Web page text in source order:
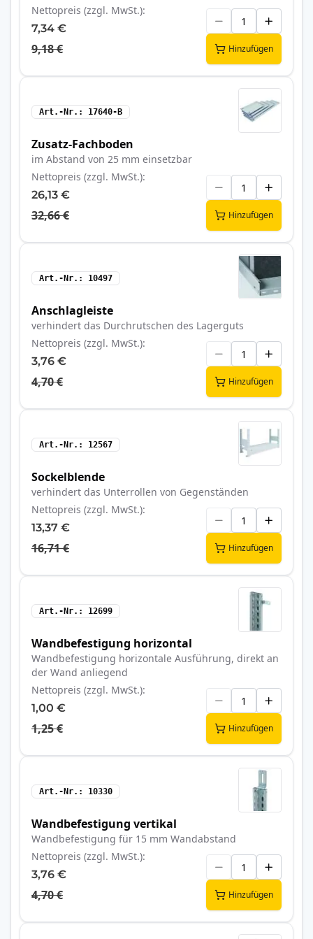
Nettopreis (zzgl. MwSt.)
7,34 €
9,18 € Hinzufügen
Art.-Nr. 17640-B
Zusatz-Fachboden
im Abstand von 25 mm einsetzbar
Nettopreis (zzgl. MwSt.)
26,13 €
32,66 € Hinzufügen
Art.-Nr. 10497
Anschlagleiste
verhindert das Durchrutschen des Lagerguts
Nettopreis (zzgl. MwSt.)
3,76 €
4,70 € Hinzufügen
Art.-Nr. 12567
Sockelblende
verhindert das Unterrollen von Gegenständen
Nettopreis (zzgl. MwSt.)
13,37 €
16,71 € Hinzufügen
Art.-Nr. 12699
Wandbefestigung horizontal
Wandbefestigung horizontale Ausführung, direkt an
der Wand anliegend
Nettopreis (zzgl. MwSt.)
1,00 €
1,25 € Hinzufügen
Art.-Nr. 10330
Wandbefestigung vertikal
Wandbefestigung für 15 mm Wandabstand
Nettopreis (zzgl. MwSt.)
3,76 €
4,70 € Hinzufügen